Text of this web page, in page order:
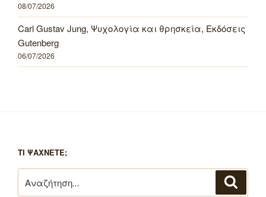
08/07/2026
Carl Gustav Jung, Ψυχολογία και θρησκεία, Εκδόσεις
Gutenberg
06/07/2026
ΤΙ ΨΑΧΝΕΤΕ;
για: